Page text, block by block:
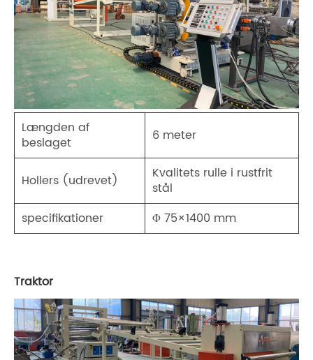
Længden af ​​
beslaget
6 meter
Hollers (udrevet)
Kvalitets rulle i rustfrit
stål
specifikationer
Φ 75×1400 mm
Traktor